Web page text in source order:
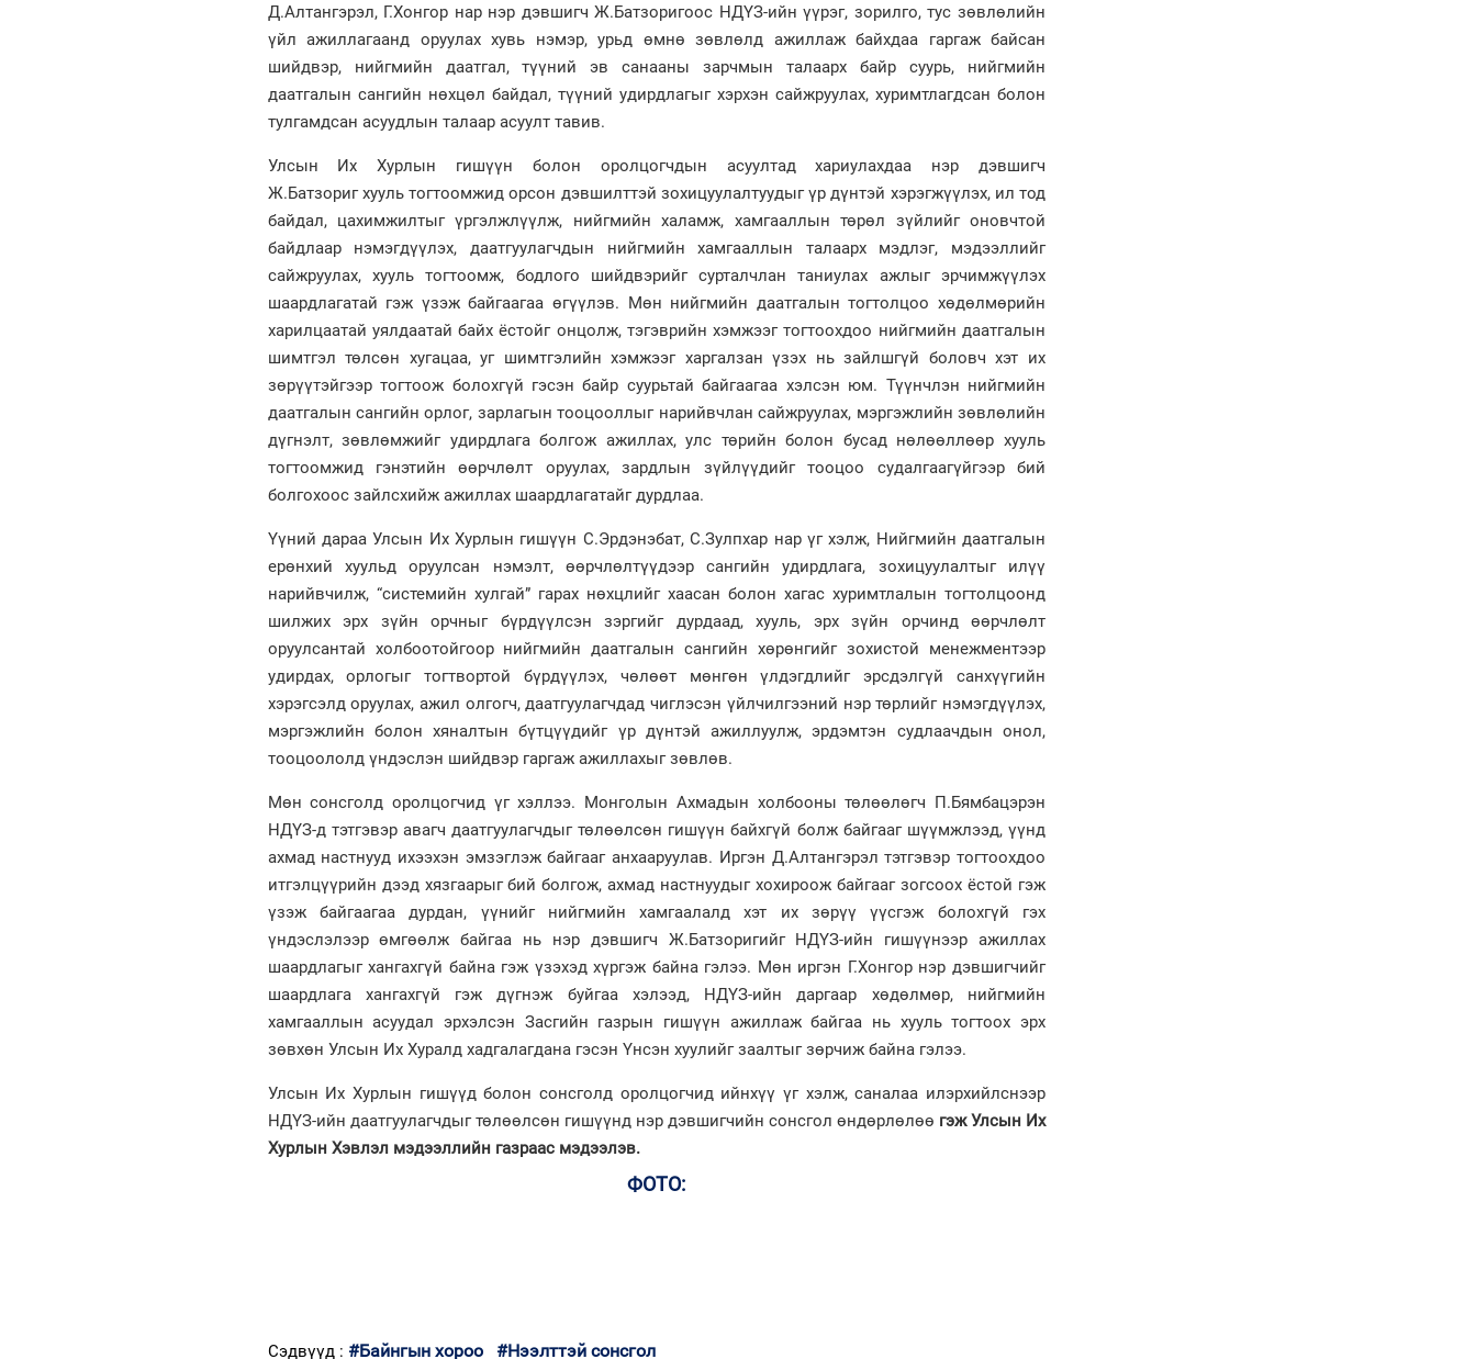
Д.Алтангэрэл, Г.Хонгор нар нэр дэвшигч Ж.Батзоригоос НДҮЗ-ийн үүрэг, зорилго, тус зөвлөлийн
үйл ажиллагаанд оруулах хувь нэмэр, урьд өмнө зөвлөлд ажиллаж байхдаа гаргаж байсан
шийдвэр, нийгмийн даатгал, түүний эв санааны зарчмын талаарх байр суурь, нийгмийн
даатгалын сангийн нөхцөл байдал, түүний удирдлагыг хэрхэн сайжруулах, хуримтлагдсан болон
тулгамдсан асуудлын талаар асуулт тавив.
Улсын Их Хурлын гишүүн болон оролцогчдын асуултад хариулахдаа нэр дэвшигч
Ж.Батзориг хууль тогтоомжид орсон дэвшилттэй зохицуулалтуудыг үр дүнтэй хэрэгжүүлэх, ил тод
байдал, цахимжилтыг үргэлжлүүлж, нийгмийн халамж, хамгааллын төрөл зүйлийг оновчтой
байдлаар нэмэгдүүлэх, даатгуулагчдын нийгмийн хамгааллын талаарх мэдлэг, мэдээллийг
сайжруулах, хууль тогтоомж, бодлого шийдвэрийг сурталчлан таниулах ажлыг эрчимжүүлэх
шаардлагатай гэж үзэж байгаагаа өгүүлэв. Мөн нийгмийн даатгалын тогтолцоо хөдөлмөрийн
харилцаатай уялдаатай байх ёстойг онцолж, тэгэврийн хэмжээг тогтоохдоо нийгмийн даатгалын
шимтгэл төлсөн хугацаа, уг шимтгэлийн хэмжээг харгалзан үзэх нь зайлшгүй боловч хэт их
зөрүүтэйгээр тогтоож болохгүй гэсэн байр суурьтай байгаагаа хэлсэн юм. Түүнчлэн нийгмийн
даатгалын сангийн орлог, зарлагын тооцооллыг нарийвчлан сайжруулах, мэргэжлийн зөвлөлийн
дүгнэлт, зөвлөмжийг удирдлага болгож ажиллах, улс төрийн болон бусад нөлөөллөөр хууль
тогтоомжид гэнэтийн өөрчлөлт оруулах, зардлын зүйлүүдийг тооцоо судалгаагүйгээр бий
болгохоос зайлсхийж ажиллах шаардлагатайг дурдлаа.
Үүний дараа Улсын Их Хурлын гишүүн С.Эрдэнэбат, С.Зулпхар нар үг хэлж, Нийгмийн даатгалын
ерөнхий хуульд оруулсан нэмэлт, өөрчлөлтүүдээр сангийн удирдлага, зохицуулалтыг илүү
нарийвчилж, “системийн хулгай” гарах нөхцлийг хаасан болон хагас хуримтлалын тогтолцоонд
шилжих эрх зүйн орчныг бүрдүүлсэн зэргийг дурдаад, хууль, эрх зүйн орчинд өөрчлөлт
оруулсантай холбоотойгоор нийгмийн даатгалын сангийн хөрөнгийг зохистой менежментээр
удирдах, орлогыг тогтвортой бүрдүүлэх, чөлөөт мөнгөн үлдэгдлийг эрсдэлгүй санхүүгийн
хэрэгсэлд оруулах, ажил олгогч, даатгуулагчдад чиглэсэн үйлчилгээний нэр төрлийг нэмэгдүүлэх,
мэргэжлийн болон хяналтын бүтцүүдийг үр дүнтэй ажиллуулж, эрдэмтэн судлаачдын онол,
тооцоололд үндэслэн шийдвэр гаргаж ажиллахыг зөвлөв.
Мөн сонсголд оролцогчид үг хэллээ. Монголын Ахмадын холбооны төлөөлөгч П.Бямбацэрэн
НДҮЗ-д тэтгэвэр авагч даатгуулагчдыг төлөөлсөн гишүүн байхгүй болж байгааг шүүмжлээд, үүнд
ахмад настнууд ихээхэн эмзэглэж байгааг анхааруулав. Иргэн Д.Алтангэрэл тэтгэвэр тогтоохдоо
итгэлцүүрийн дээд хязгаарыг бий болгож, ахмад настнуудыг хохироож байгааг зогсоох ёстой гэж
үзэж байгаагаа дурдан, үүнийг нийгмийн хамгаалалд хэт их зөрүү үүсгэж болохгүй гэх
үндэслэлээр өмгөөлж байгаа нь нэр дэвшигч Ж.Батзоригийг НДҮЗ-ийн гишүүнээр ажиллах
шаардлагыг хангахгүй байна гэж үзэхэд хүргэж байна гэлээ. Мөн иргэн Г.Хонгор нэр дэвшигчийг
шаардлага хангахгүй гэж дүгнэж буйгаа хэлээд, НДҮЗ-ийн даргаар хөдөлмөр, нийгмийн
хамгааллын асуудал эрхэлсэн Засгийн газрын гишүүн ажиллаж байгаа нь хууль тогтоох эрх
зөвхөн Улсын Их Хуралд хадгалагдана гэсэн Үнсэн хуулийг заалтыг зөрчиж байна гэлээ.
Улсын Их Хурлын гишүүд болон сонсголд оролцогчид ийнхүү үг хэлж, саналаа илэрхийлснээр
НДҮЗ-ийн даатгуулагчдыг төлөөлсөн гишүүнд нэр дэвшигчийн сонсгол өндөрлөлөө гэж Улсын Их
Хурлын Хэвлэл мэдээллийн газраас мэдээлэв.
ФОТО:
Сэдвүүд : #Байнгын хороо #Нээлттэй сонсгол